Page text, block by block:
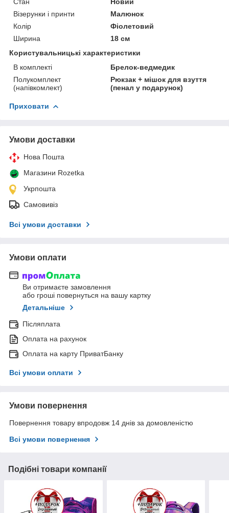
Візерунки і принти
Малюнок
Колір
Фіолетовий
Ширина
18 см
Користувальницькі характеристики
В комплекті
Брелок-ведмедик
Полукомплект
(напівкомлект)
Рюкзак + мішок для взуття
(пенал у подарунок)
Приховати
Умови доставки
Нова Пошта
Магазини Rozetka
Укрпошта
Самовивіз
Всі умови доставки
Умови оплати
Ви отримаєте замовлення
або гроші повернуться на вашу картку
Детальніше
Післяплата
Оплата на рахунок
Оплата на карту ПриватБанку
Всі умови оплати
Умови повернення
Повернення товару впродовж 14 днів за домовленістю
Всі умови повернення
Подібні товари компанії